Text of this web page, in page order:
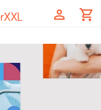
profile shopping_cart